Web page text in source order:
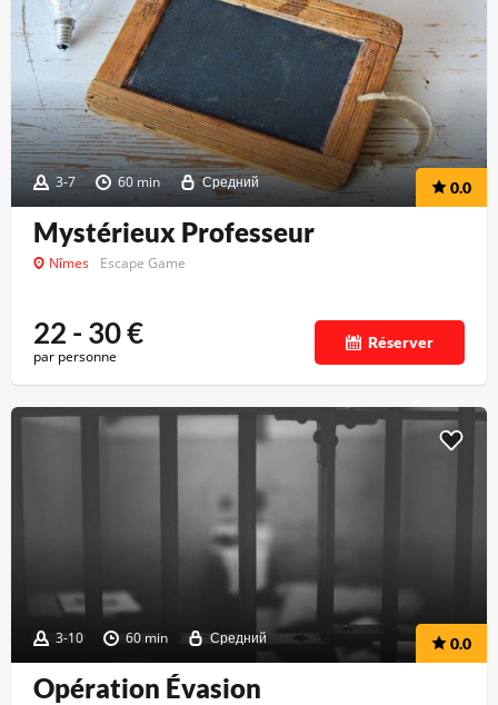
3-7 60 min Средний 0.0
Mystérieux Professeur
Nîmes Escape Game
22 - 30€
par personne
Réserver
3-10 60 min Средний 0.0
Opération Évasion